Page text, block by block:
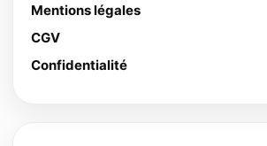
Mentions légales
CGV
Confidentialité